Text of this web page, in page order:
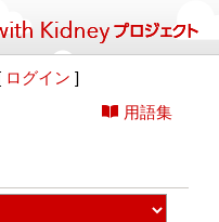
ログイン ]
用語集